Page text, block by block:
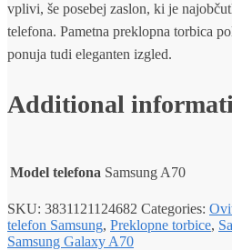
vplivi, še posebej zaslon, ki je
telefona. Pametna preklopna torbica
ponuja tudi eleganten izgled.
Additional
Model telefona Samsung A70
SKU: 3831121124682 Categories:
telefon Samsung, Preklopne torbice,
Samsung Galaxy A70